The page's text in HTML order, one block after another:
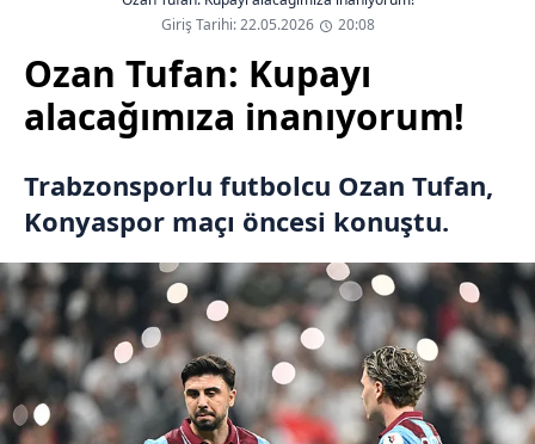
Giriş Tarihi: 22.05.2026
20:08
Ozan Tufan: Kupayı
alacağımıza inanıyorum!
Trabzonsporlu futbolcu Ozan Tufan,
Konyaspor maçı öncesi konuştu.